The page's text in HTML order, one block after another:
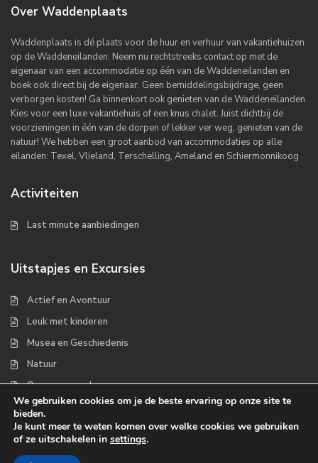
Over Waddenplaats
Waddenplaats is dé plaats voor de huur en verhuur van vakantiehuizen
op de Waddeneilanden. Neem nu rechtstreeks contact op met de
eigenaar van een accommodatie op één van de Waddeneilanden en
boek ook direct bij de eigenaar. Geen bemiddelingsbijdrage, geen
verborgen kosten! Ga binnenkort ook genieten van de Waddeneilanden.
Kies voor een luxe vakantiehuis of een knus chalet. Juist dichtbij de
voorzieningen in één van de dorpen of lekker ver weg, genieten van de
natuur! We hebben een groot aanbod van accommodaties op alle
eilanden: Texel, Vlieland, Terschelling, Ameland en Schiermonnikoog .
Activiteiten
Last minute aanbiedingen
Uitstapjes en Excursies
Actief en Avontuur
Leuk met kinderen
Musea en Geschiedenis
Natuur
Op zee en wad
Copyrights 2022 - Waddenplaats.nl
We gebruiken cookies om je de beste ervaring op onze site te
bieden.
Je kunt meer te weten komen over welke cookies we gebruiken
of ze uitschakelen in settings.